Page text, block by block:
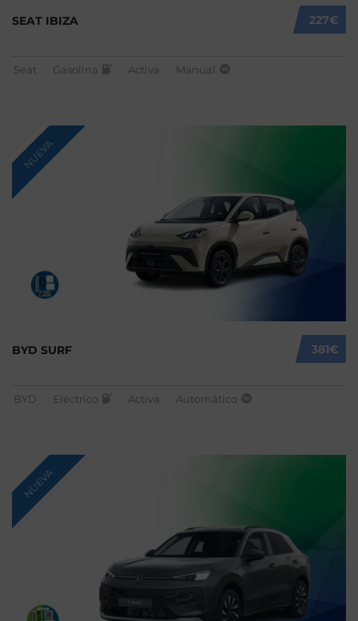
227€
SEAT IBIZA
Seat Gasolina Activa Manual
NUEVA
381€
BYD SURF
BYD Eléctrico Activa Automático
NUEVA